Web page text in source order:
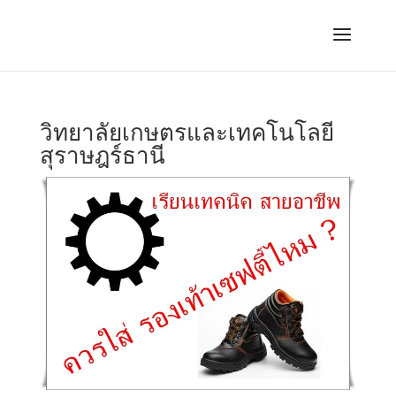
วิทยาลัยเกษตรและเทคโนโลยี
สุราษฎร์ธานี